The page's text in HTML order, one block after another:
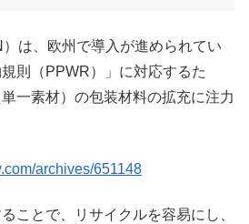
は、欧州で導入が進められてい
則（PPWR）」に対応するた
一素材）の包装材料の拡充に注力
archives/651148
ことで、リサイクルを容易にし、